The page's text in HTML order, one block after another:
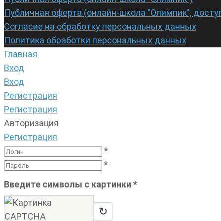
Публичная оферта (онлайн-школа "Олимпик",
Согласие на обработку персональных данных
Политика обработки персональных данных
Главная
Вход
Вход
Регистрация
Регистрация
Авторизация
Регистрация
*
*
Введите символы с картинки *
↻